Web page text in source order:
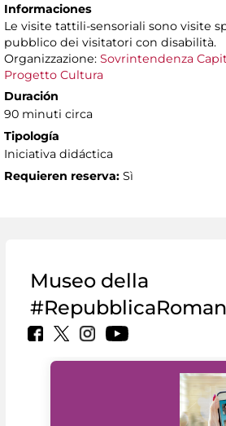
Informaciones
Le visite tattili-sensoriali sono visite
pubblico dei visitatori con disabilità.
Organizzazione: Sovrintendenza
Progetto Cultura
Duración
90 minuti circa
Tipología
Iniciativa didáctica
Requieren reserva: Sì
Museo della